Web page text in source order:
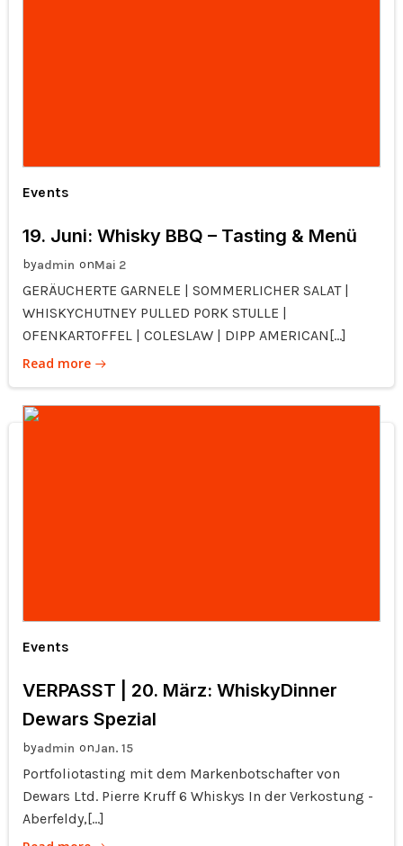
Events
19. Juni: Whisky BBQ – Tasting & Menü
byadmin onMai 2
GERÄUCHERTE GARNELE | SOMMERLICHER SALAT |
WHISKYCHUTNEY PULLED PORK STULLE |
OFENKARTOFFEL | COLESLAW | DIPP AMERICAN[…]
Read more
Events
VERPASST | 20. März: WhiskyDinner
Dewars Spezial
byadmin onJan. 15
Portfoliotasting mit dem Markenbotschafter von
Dewars Ltd. Pierre Kruff 6 Whiskys In der Verkostung -
Aberfeldy,[…]